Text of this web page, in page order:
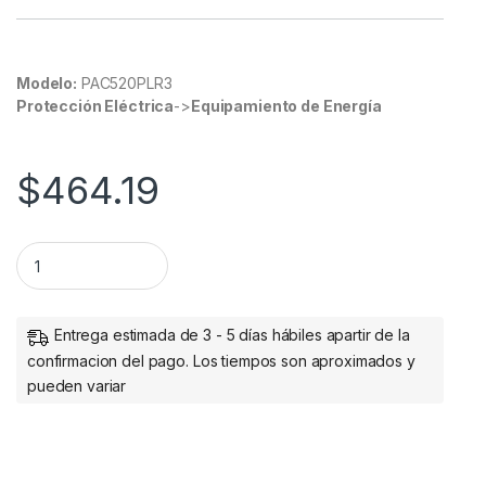
Modelo: PAC520PLR3
Protección Eléctrica-> Equipamiento de Energía
$464.19
CABLE DE ALIMENTACIóN DE 90CM - NEMA-L5-20R A
Entrega estimada de 3 - 5 días hábiles apartir de la
confirmacion del pago. Los tiempos son aproximados y
pueden variar